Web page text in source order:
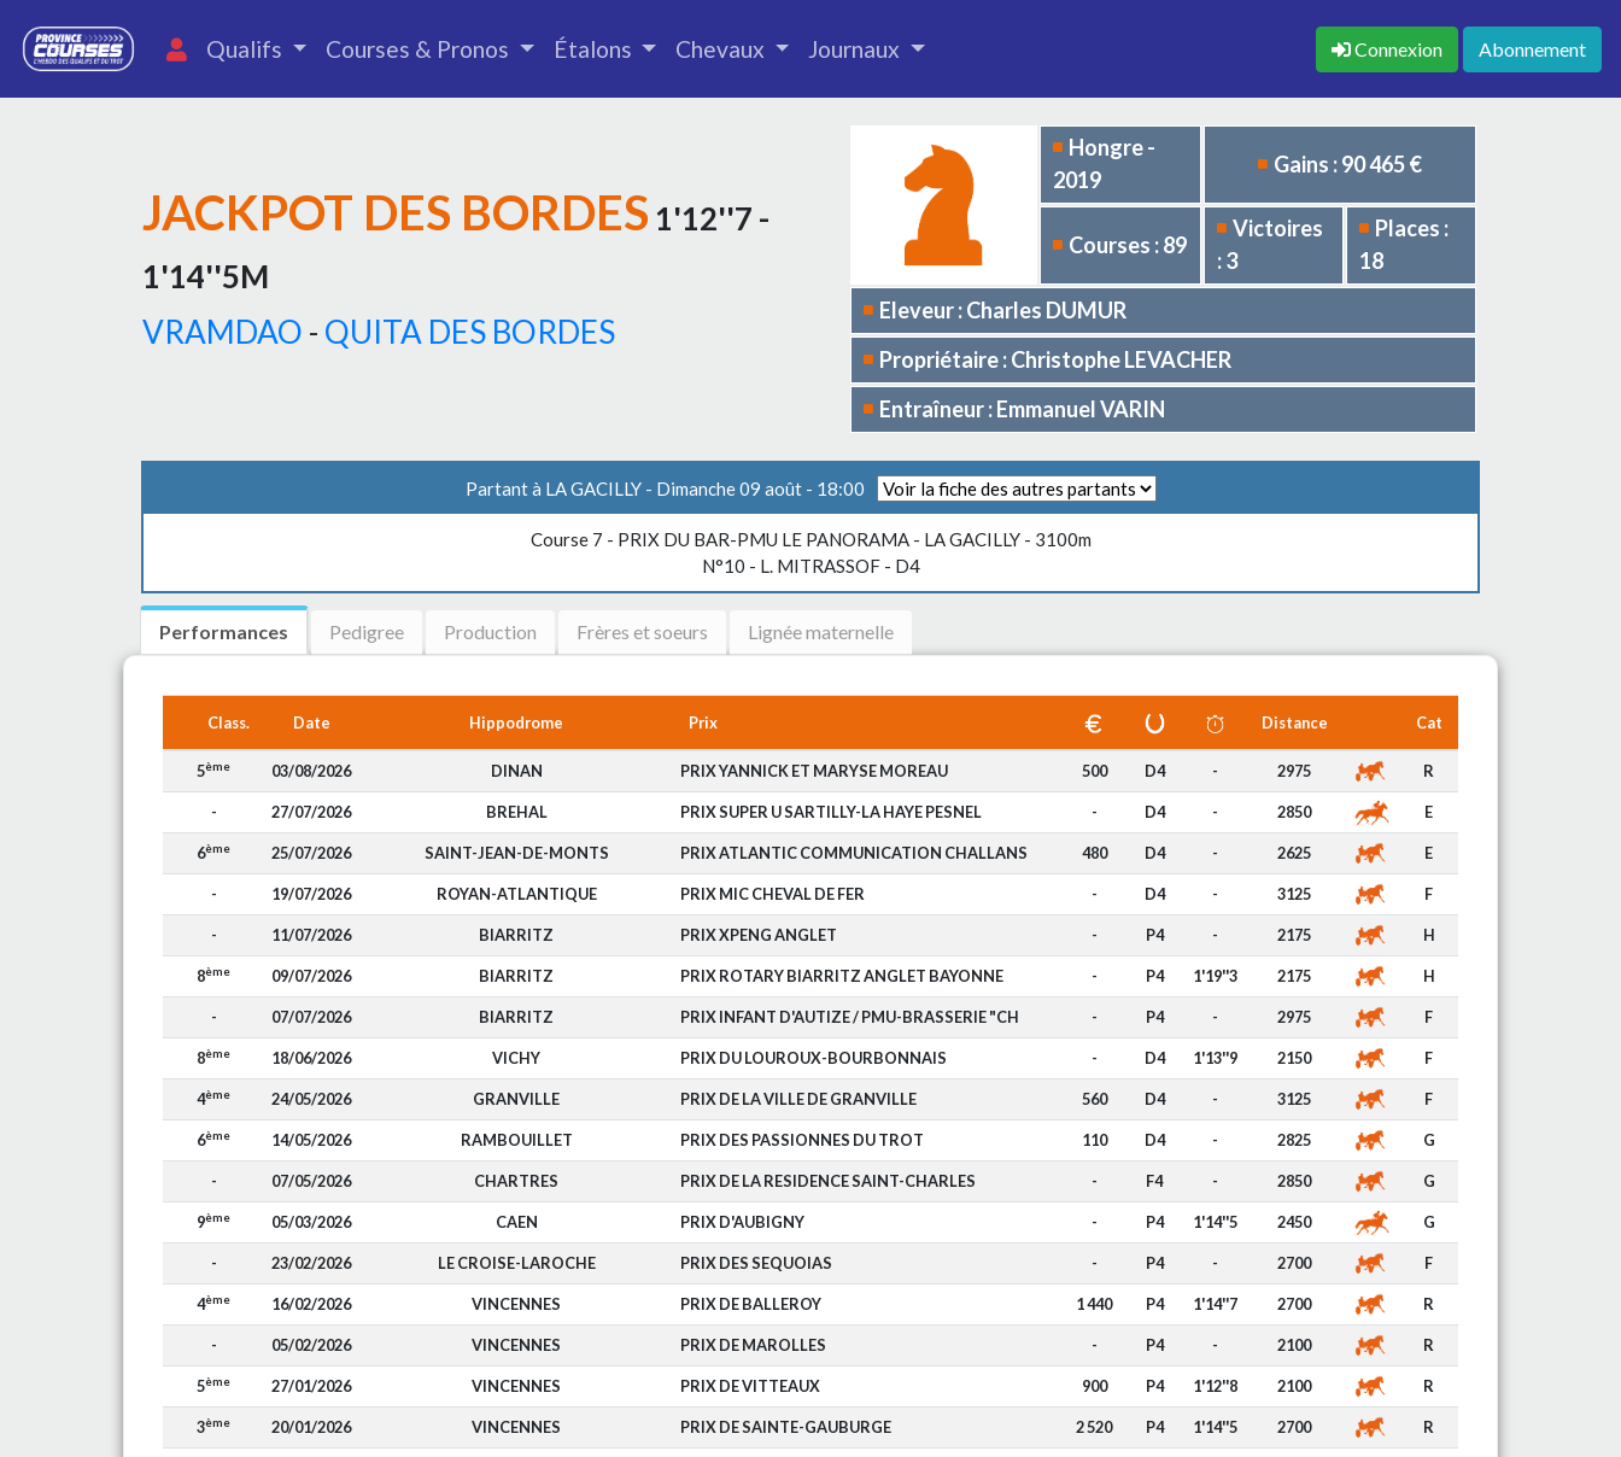
Qualifs Courses & Pronos Étalons Chevaux Journaux Connexion Abonnement
JACKPOT DES BORDES 1'12''7 -
1'14''5M
VRAMDAO - QUITA DES BORDES
Hongre -
2019
Gains : 90 465 €
Courses : 89
Victoires
: 3
Places :
18
Eleveur : Charles DUMUR
Propriétaire : Christophe LEVACHER
Entraîneur : Emmanuel VARIN
Partant à LA GACILLY - Dimanche 09 août - 18:00
Course 7 - PRIX DU BAR-PMU LE PANORAMA - LA GACILLY- 3100m
N°10 - L. MITRASSOF - D4
Performances Pedigree Production Frères et soeurs Lignée maternelle
Class. Date Hippodrome Prix Distance Cat
5ème 03/08/2026 DINAN PRIX YANNICK ET MARYSE MOREAU 500 D4 - 2975 R
- 27/07/2026 BREHAL PRIX SUPER U SARTILLY-LA HAYE PESNEL - D4 - 2850 E
6ème 25/07/2026 SAINT-JEAN-DE-MONTS PRIX ATLANTIC COMMUNICATION CHALLANS 480 D4 - 2625 E
- 19/07/2026 ROYAN-ATLANTIQUE PRIX MIC CHEVAL DE FER - D4 - 3125 F
- 11/07/2026 BIARRITZ PRIX XPENG ANGLET - P4 - 2175 H
8ème 09/07/2026 BIARRITZ PRIX ROTARY BIARRITZ ANGLET BAYONNE - P4 1'19''3 2175 H
- 07/07/2026 BIARRITZ PRIX INFANT D'AUTIZE / PMU-BRASSERIE "CH - P4 - 2975 F
8ème 18/06/2026 VICHY PRIX DU LOUROUX-BOURBONNAIS - D4 1'13''9 2150 F
4ème 24/05/2026 GRANVILLE PRIX DE LA VILLE DE GRANVILLE 560 D4 - 3125 F
6ème 14/05/2026 RAMBOUILLET PRIX DES PASSIONNES DU TROT 110 D4 - 2825 G
- 07/05/2026 CHARTRES PRIX DE LA RESIDENCE SAINT-CHARLES - F4 - 2850 G
9ème 05/03/2026 CAEN PRIX D'AUBIGNY - P4 1'14''5 2450 G
- 23/02/2026 LE CROISE-LAROCHE PRIX DES SEQUOIAS - P4 - 2700 F
4ème 16/02/2026 VINCENNES PRIX DE BALLEROY 1 440 P4 1'14''7 2700 R
- 05/02/2026 VINCENNES PRIX DE MAROLLES - P4 - 2100 R
5ème 27/01/2026 VINCENNES PRIX DE VITTEAUX 900 P4 1'12''8 2100 R
3ème 20/01/2026 VINCENNES PRIX DE SAINTE-GAUBURGE 2 520 P4 1'14''5 2700 R